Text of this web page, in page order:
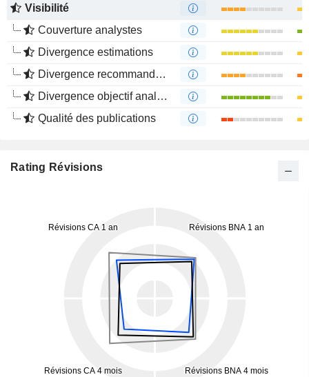
Visibilité
Couverture analystes
Divergence estimations
Divergence recommandations analystes
Divergence objectif analystes
Qualité des publications
Rating Révisions